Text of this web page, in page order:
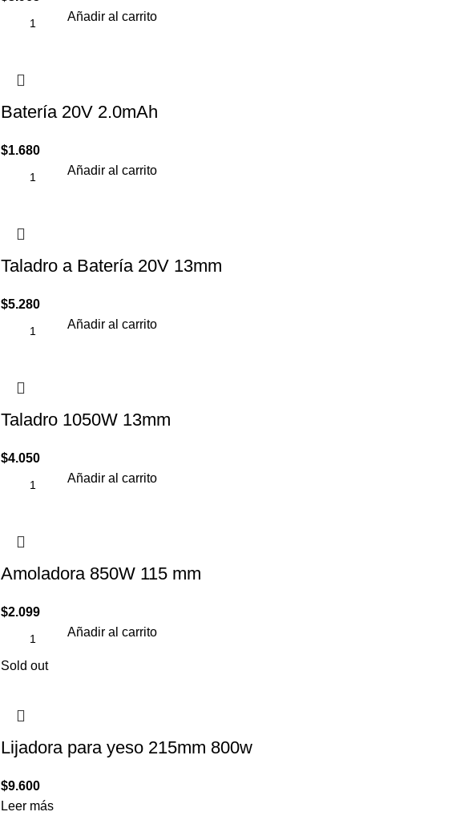
Añadir al carrito
Batería 20V 2.0mAh
$1.680
Añadir al carrito
Taladro a Batería 20V 13mm
$5.280
Añadir al carrito
Taladro 1050W 13mm
$4.050
Añadir al carrito
Amoladora 850W 115 mm
$2.099
Añadir al carrito
Sold out
Lijadora para yeso 215mm 800w
$9.600
Leer más